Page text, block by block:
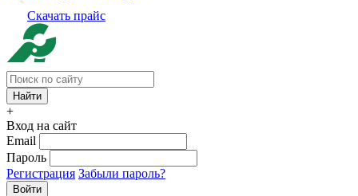
Скачать прайс
+
Вход на сайт
Email
Пароль
Регистрация Забыли пароль?
Войти